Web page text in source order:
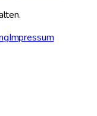
Impressum